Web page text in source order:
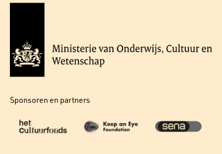
Sponsoren en partners